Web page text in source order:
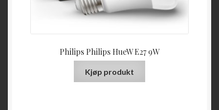
Philips Philips HueW E27 9W
Kjøp produkt